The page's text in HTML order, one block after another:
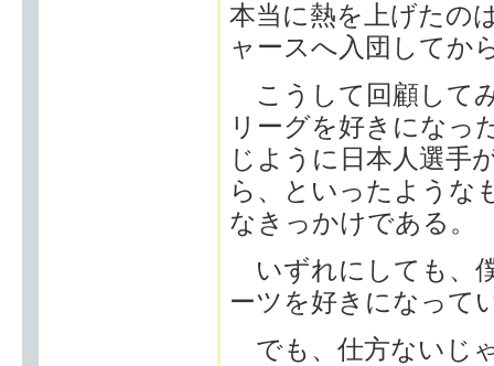
本当に熱を上げたの
ャースへ入団してか
こうして回顧して
リーグを好きになっ
じように日本人選手
ら、といったような
なきっかけである。
いずれにしても、
ーツを好きになって
でも、仕方ないじ